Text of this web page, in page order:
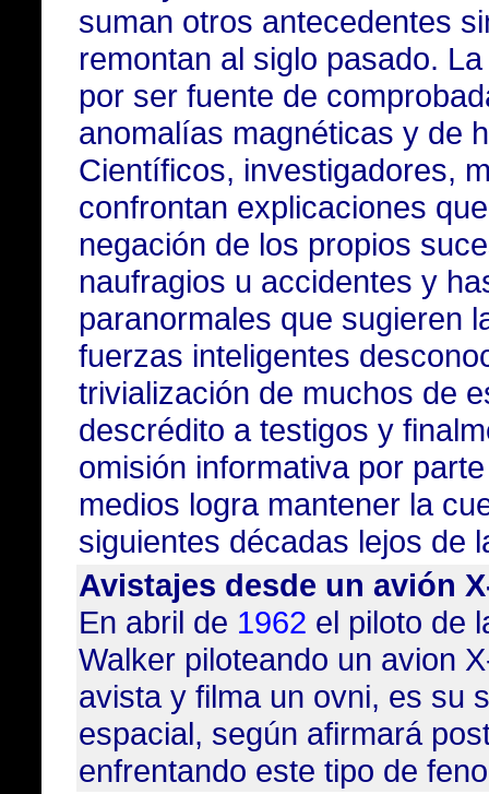
suman otros antecedentes
remontan al siglo pasado.
por ser fuente de
anomalías magnéticas y de
Científicos, investigadores,
confrontan explicaciones
negación de los propios
naufragios u accidentes y
paranormales que sugieren
fuerzas inteligentes
trivialización de muchos de
descrédito a testigos y
omisión informativa por
medios logra mantener la
siguientes décadas lejos de
Avistajes desde un avión
En abril de 1962 el piloto de
Walkerpiloteando un avion
avista y filma un ovni, es su
espacial, según afirmará
enfrentando este tipo de